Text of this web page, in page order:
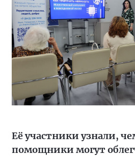
Её участники узнали,
помощники могут